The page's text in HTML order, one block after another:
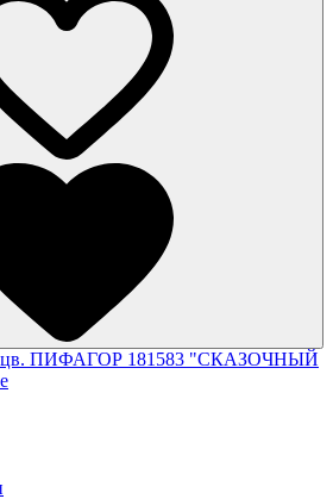
ПИФАГОР 181583 "СКАЗОЧНЫЙ